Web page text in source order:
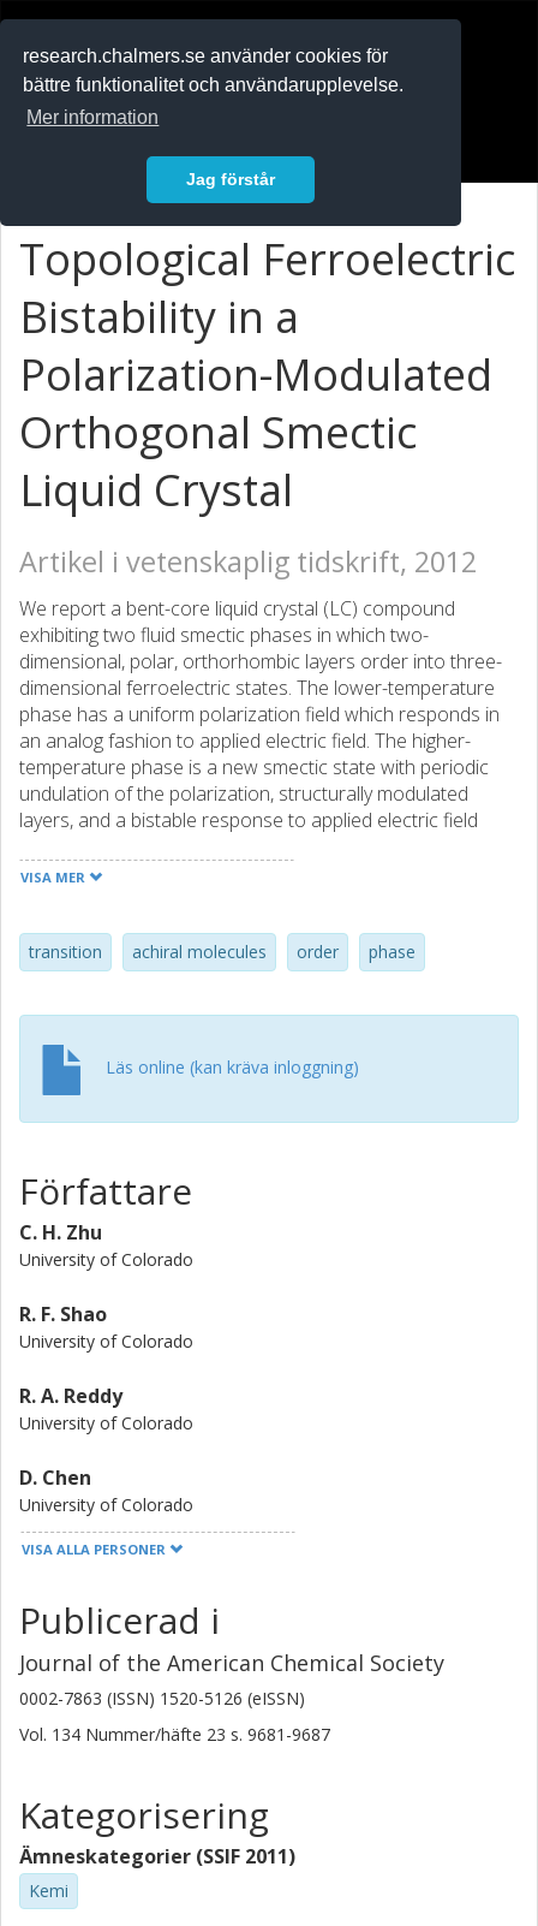
research.chalmers.se använder cookies för
bättre funktionalitet och användarupplevelse.
Mer information
Jag förstår
Topological Ferroelectric
Bistability in a
Polarization-Modulated
Orthogonal Smectic
Liquid Crystal
Artikel i vetenskaplig tidskrift, 2012
We report a bent-core liquid crystal (LC) compound
exhibiting two fluid smectic phases in which two-
dimensional, polar, orthorhombic layers order into three-
dimensional ferroelectric states. The lower-temperature
phase has a uniform polarization field which responds in
an analog fashion to applied electric field. The higher-
temperature phase is a new smectic state with periodic
undulation of the polarization, structurally modulated
layers, and a bistable response to applied electric field
the LC rather than by surface stabilization at the cell
VISA MER
transition achiral molecules order phase
Läs online (kan kräva inloggning)
Författare
C. H. Zhu
University of Colorado
R. F. Shao
University of Colorado
R. A. Reddy
University of Colorado
D. Chen
University of Colorado
Y. Q. Shen
T. Gong
University of Colorado
M. A. Glaser
E. Korblova
University of Colorado
Per Rudquist
Chalmers, Teknisk fysik, Elektronikmaterial
VISA ALLA PERSONER
Publicerad i
Journal of the American Chemical Society
0002-7863 (ISSN) 1520-5126 (eISSN)
Vol. 134 Nummer/häfte 23 s. 9681-9687
Kategorisering
Ämneskategorier (SSIF 2011)
Kemi